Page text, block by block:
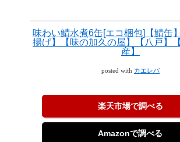
味わい鯖水煮6缶[エコ梱包]【鯖缶
揚げ】【味の加久の屋】【八戸】
産】
posted with カエレバ
楽天市場で調べる
Amazonで調べる